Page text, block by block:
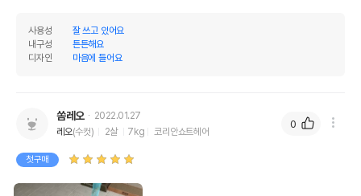
사용성
잘 쓰고 있어요
내구성
튼튼해요
디자인
마음에 들어요
쏨레오
2022.01.27
레오(수컷) 2살 7kg 코리안쇼트헤어
첫구매
0